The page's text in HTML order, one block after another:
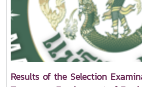
Results of the Selection